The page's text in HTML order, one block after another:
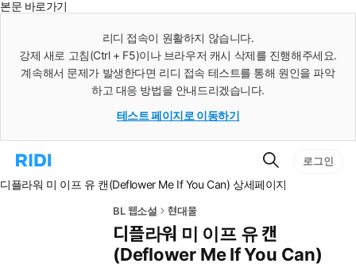
본문 바로가기
리디 접속이 원활하지 않습니다.
강제 새로 고침(Ctrl + F5)이나 브라우저 캐시 삭제를 진행해주세요.
계속해서 문제가 발생한다면 리디 접속 테스트를 통해 원인을 파악
하고 대응 방법을 안내드리겠습니다.
테스트 페이지로 이동하기
리
홈
검
색
로그인
디플라워 미 이프 유 캔(Deflower Me If You Can) 상세페이지
BL 웹소설 현대물
디플라워 미 이프 유 캔
(Deflower Me If You Can)